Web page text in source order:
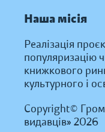
Наша місія
Реалізація
популяризацію
книжкового
культурного і
Copyright©
видавців» 2026